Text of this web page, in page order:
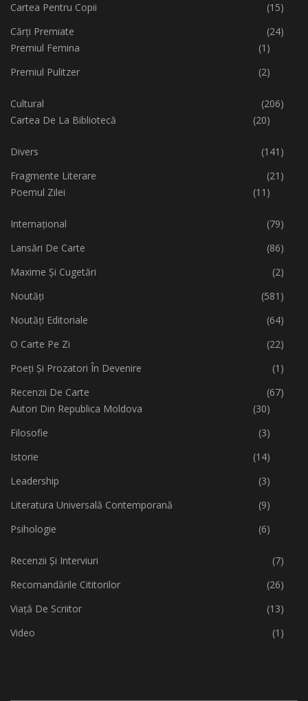
Cartea Pentru Copii
(15)
Cărți Premiate
(24)
Premiul Femina
(1)
Premiul Pulitzer
(2)
Cultural
(206)
Cartea De La Bibliotecă
(20)
Divers
(141)
Fragmente Literare
(21)
Poemul Zilei
(11)
Internațional
(79)
Lansări De Carte
(86)
Maxime Și Cugetări
(2)
Noutăți
(581)
Noutăți Editoriale
(64)
O Carte Pe Zi
(22)
Poeți Și Prozatori În Devenire
(1)
Recenzii De Carte
(67)
Autori Din Republica Moldova
(30)
Filosofie
(3)
Istorie
(14)
Leadership
(3)
Literatura Universală Contemporană
(9)
Psihologie
(6)
Recenzii Și Interviuri
(7)
Recomandările Cititorilor
(26)
Viață De Scriitor
(13)
Video
(1)